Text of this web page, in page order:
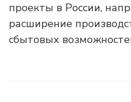
проекты в России,
расширение
сбытовых